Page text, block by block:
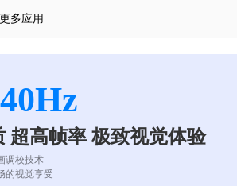
多应用
超高帧率 极致视觉体验
调校技术
的视觉享受